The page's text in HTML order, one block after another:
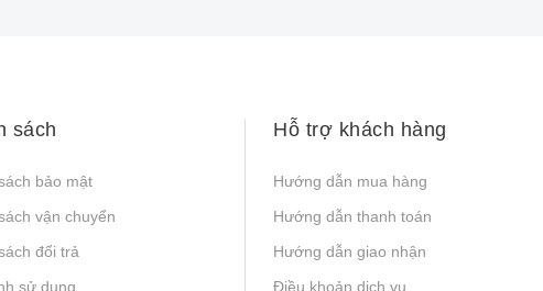
sách
bảo mật
vận chuyển
đổi trả
sử dụng
Hỗ trợ khách hàng
Hướng dẫn mua hàng
Hướng dẫn thanh toán
Hướng dẫn giao nhận
Điều khoản dịch vụ